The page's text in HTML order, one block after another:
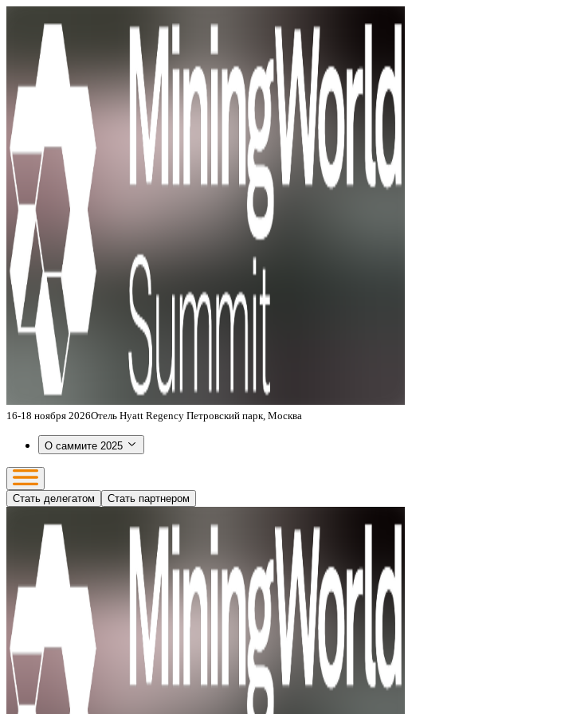
16-18 ноября 2026Отель Hyatt Regency Петровский парк, Москва
О саммите 2025
Стать делегатом Стать партнером